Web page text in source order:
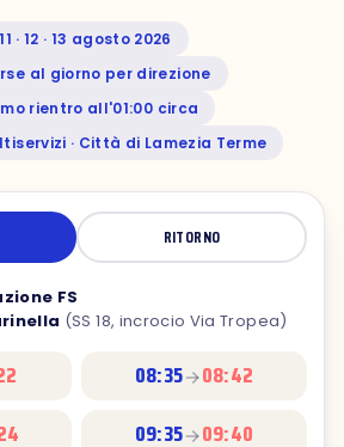
11 · 12 · 13 agosto 2026
al giorno per direzione
rientro all'01:00 circa
· Città di Lamezia Terme
RITORNO
FS
(SS 18, incrocio Via Tropea)
08:35
08:42
09:35 09:40